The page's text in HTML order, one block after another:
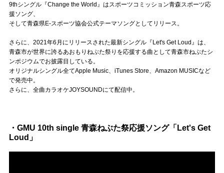
9thシングル『Change the World』はスポーツコミッション青森スポーツ応
援ソング、
そして青森県E-スポーツ協会公式テーマソングとしてリリース。
さらに、2021年6月にリリースされた最新シングル『Let's Get Loud』は、
青森市が世界に誇るあおもりねぶた祭りを応援する曲として青森市ねぶたシ
ンポジウムでお披露目している。
オリジナルシングル全てApple Music、iTunes Store、Amazon MUSICなど
で発売中。
さらに、全曲カラオケJOYSOUNDにて配信中。
・GMU 10th single 青森ねぶた祭応援ソング「Let's Get
Loud」